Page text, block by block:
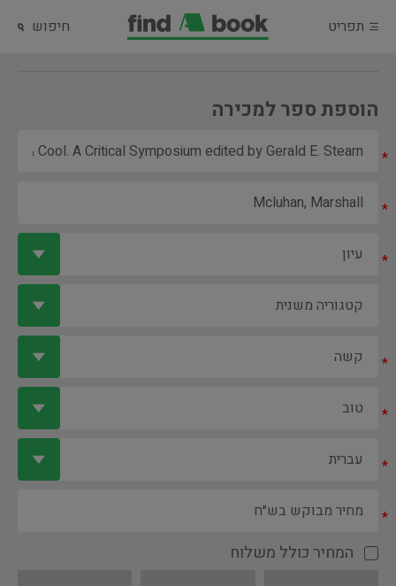
תפריט חיפוש
הוספת ספר למכירה
*
*
*
*
*
*
*
המחיר כולל משלוח